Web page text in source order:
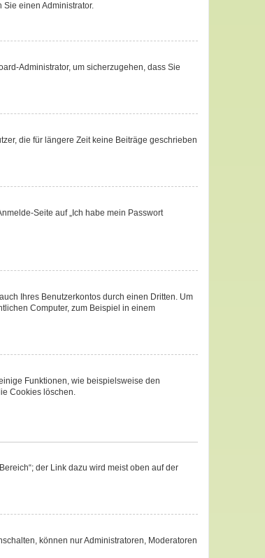
einen Administrator.
Administrator, um sicherzugehen, dass Sie
die für längere Zeit keine Beiträge geschrieben
Seite auf „Ich habe mein Passwort
Ihres Benutzerkontos durch einen Dritten. Um
Computer, zum Beispiel in einem
Funktionen, wie beispielsweise den
Cookies löschen.
der Link dazu wird meist oben auf der
können nur Administratoren, Moderatoren